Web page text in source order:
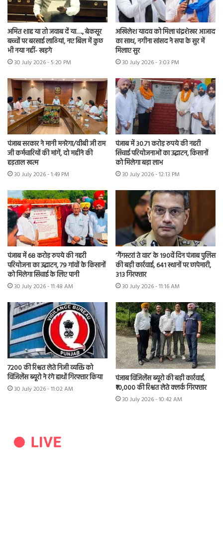
अमित शाह या तो जवाब दें या…., बेकसूर
बच्चों पर बरसाई लाठियां, नए बिल में कुछ
भी नया नहीं- खड़गे
30 July 2026 - 5:20 PM
अखिलेश यादव को मिला चंद्रशेखर आजाद
का साथ, नगीना सांसद ने सपा के सुर में
मिलाए सुर
30 July 2026 - 3:03 PM
पंजाब सरकार ने मानी मनरेगा/वीबी जी राम
जी कर्मचारियों की मांगें, दो महीने की
हड़ताल खत्म
30 July 2026 - 1:49 PM
पंजाब में 30.71 करोड़ रुपये की नहरी
सिंचाई परियोजनाओं का उद्घाटन, किसानों
को मिलेगा बड़ा लाभ
30 July 2026 - 12:13 PM
पंजाब में 68 करोड़ रुपये की नहरी
परियोजना का उद्घाटन, 79 गांवों के किसानों
को मिलेगा सिंचाई के लिए पानी
30 July 2026 - 11:48 AM
‘गैंगस्टरां ते वार’ के 190वें दिन पंजाब पुलिस
की बड़ी कार्रवाई, 641 स्थानों पर छापेमारी,
313 गिरफ्तार
30 July 2026 - 11:16 AM
7200 की रिश्वत लेते निजी व्यक्ति को
विजिलेंस ब्यूरो ने रंगे हाथों गिरफ्तार किया
30 July 2026 - 11:02 AM
पंजाब विजिलेंस ब्यूरो की बड़ी कार्रवाई,
₹10,000 की रिश्वत लेते क्लर्क गिरफ्तार
30 July 2026 - 10:42 AM